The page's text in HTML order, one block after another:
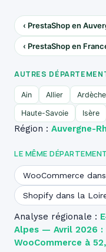
‹ PrestaShop en
‹ PrestaShop en
AUTRES
Ain Allier Ardèche
Haute-Savoie Isère
Région : Auvergne-
LE MÊME
WooCommerce
Shopify dans la
Analyse régionale :
Alpes — Avril 2026 :
WooCommerce à